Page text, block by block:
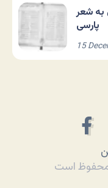
به شعر
پارسی
15